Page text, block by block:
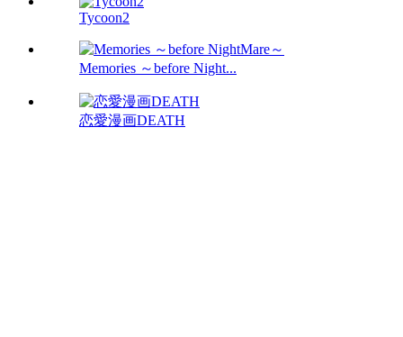
Tycoon2
Memories ～before Night...
恋愛漫画DEATH